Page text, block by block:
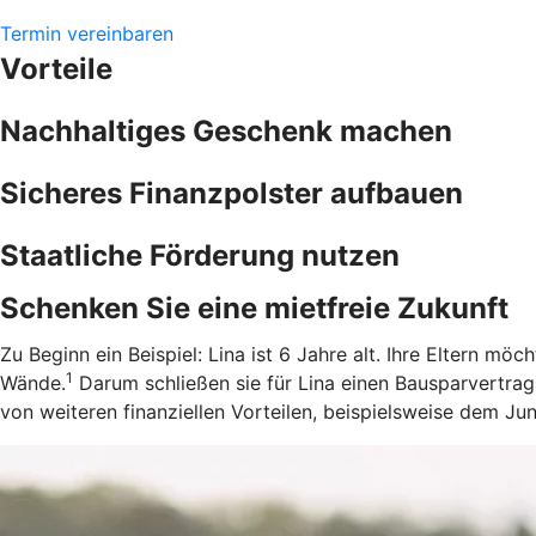
Termin vereinbaren
Vorteile
Nachhaltiges Geschenk machen
Sicheres Finanzpolster aufbauen
Staatliche Förderung nutzen
Schenken Sie eine mietfreie Zukunft
Zu Beginn ein Beispiel: Lina ist 6 Jahre alt. Ihre Eltern
Wände.1 Darum schließen sie für Lina einen
von weiteren finanziellen Vorteilen, beispielsweise dem